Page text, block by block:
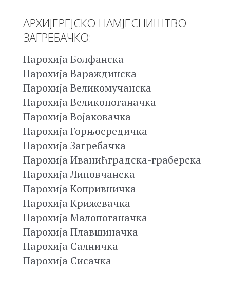
АРХИЈЕРЕЈСКО НАМЈЕСНИШТВО
ЗАГРЕБАЧКО:
Парохија Болфанска
Парохија Вараждинска
Парохија Великомучанска
Парохија Великопоганачка
Парохија Војаковачка
Парохија Горњосредичка
Парохија Загребачка
Парохија Иванићградска-граберска
Парохија Липовчанска
Парохија Копривничка
Парохија Крижевачка
Парохија Малопоганачка
Парохија Плавшиначка
Парохија Салничка
Парохија Сисачка